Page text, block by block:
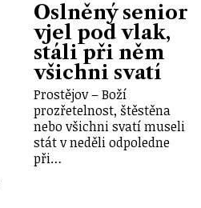
Oslněný senior
vjel pod vlak,
stáli při něm
všichni svatí
Prostějov – Boží
prozřetelnost, štěstěna
nebo všichni svatí museli
stát v neděli odpoledne
při…